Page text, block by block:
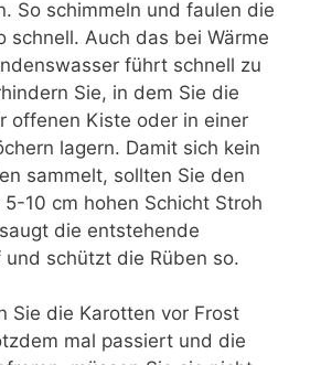
So schimmeln und faulen die
schnell. Auch das bei Wärme
führt schnell zu
Sie, in dem Sie die
offenen Kiste oder in einer
lagern. Damit sich kein
sammelt, sollten Sie den
10 cm hohen Schicht Stroh
die entstehende
und schützt die Rüben so.
Sie die Karotten vor Frost
mal passiert und die